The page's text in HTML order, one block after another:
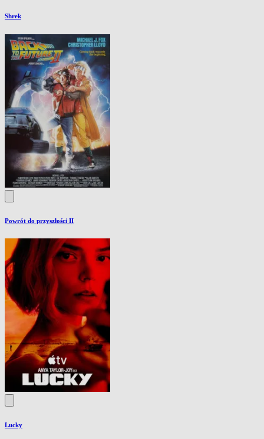
Shrek
Powrót do przyszłości II
Lucky